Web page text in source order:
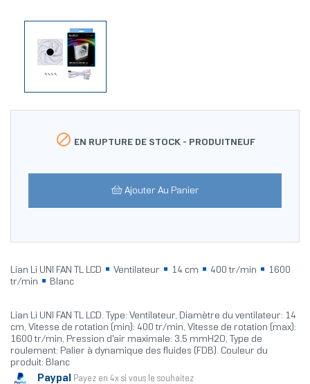
 EN RUPTURE DE STOCK - PRODUITNEUF
Ajouter Au Panier
Lian Li UNI FAN TL LCD Ventilateur 14 cm 400 tr/min
1600
tr/min
Blanc
Lian Li UNI FAN TL LCD. Type: Ventilateur, Diamètre du ventilateur: 14
cm, Vitesse de rotation (min): 400 tr/min, Vitesse de rotation (max):
1600 tr/min, Pression d'air maximale: 3,5 mmH2O, Type de
roulement: Palier à dynamique des fluides (FDB). Couleur du
produit: Blanc
Paypal Payez en 4x si vous le souhaitez